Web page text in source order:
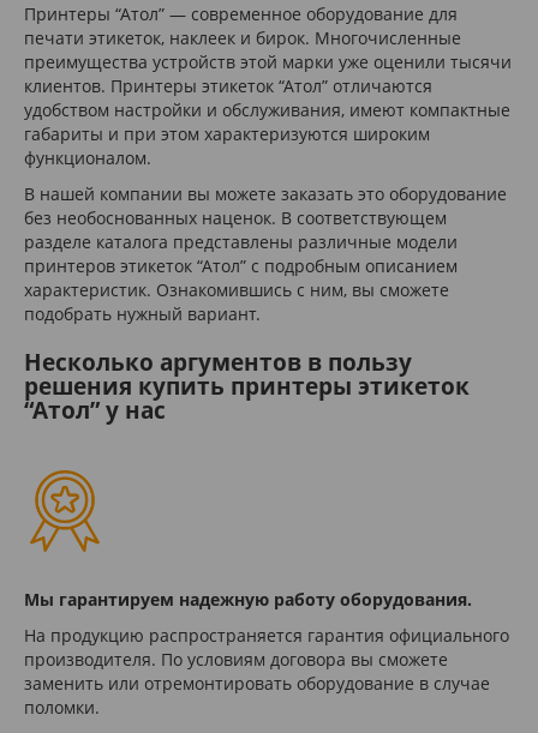
Принтеры “Атол” — современное оборудование для
печати этикеток, наклеек и бирок. Многочисленные
преимущества устройств этой марки уже оценили тысячи
клиентов. Принтеры этикеток “Атол” отличаются
удобством настройки и обслуживания, имеют компактные
габариты и при этом характеризуются широким
функционалом.
В нашей компании вы можете заказать это оборудование
без необоснованных наценок. В соответствующем
разделе каталога представлены различные модели
принтеров этикеток “Атол” с подробным описанием
характеристик. Ознакомившись с ним, вы сможете
подобрать нужный вариант.
Несколько аргументов в пользу
решения купить принтеры этикеток
“Атол” у нас
Мы гарантируем надежную работу оборудования.
На продукцию распространяется гарантия официального
производителя. По условиям договора вы сможете
заменить или отремонтировать оборудование в случае
поломки.